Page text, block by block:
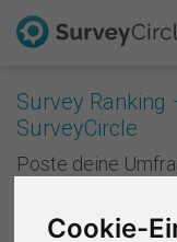
Cookie-
Survey
SurveyCircle
Poste deine
deiner Studie im